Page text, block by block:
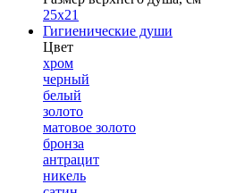
25х21
Гигиенические души
Цвет
хром
черный
белый
золото
матовое золото
бронза
антрацит
никель